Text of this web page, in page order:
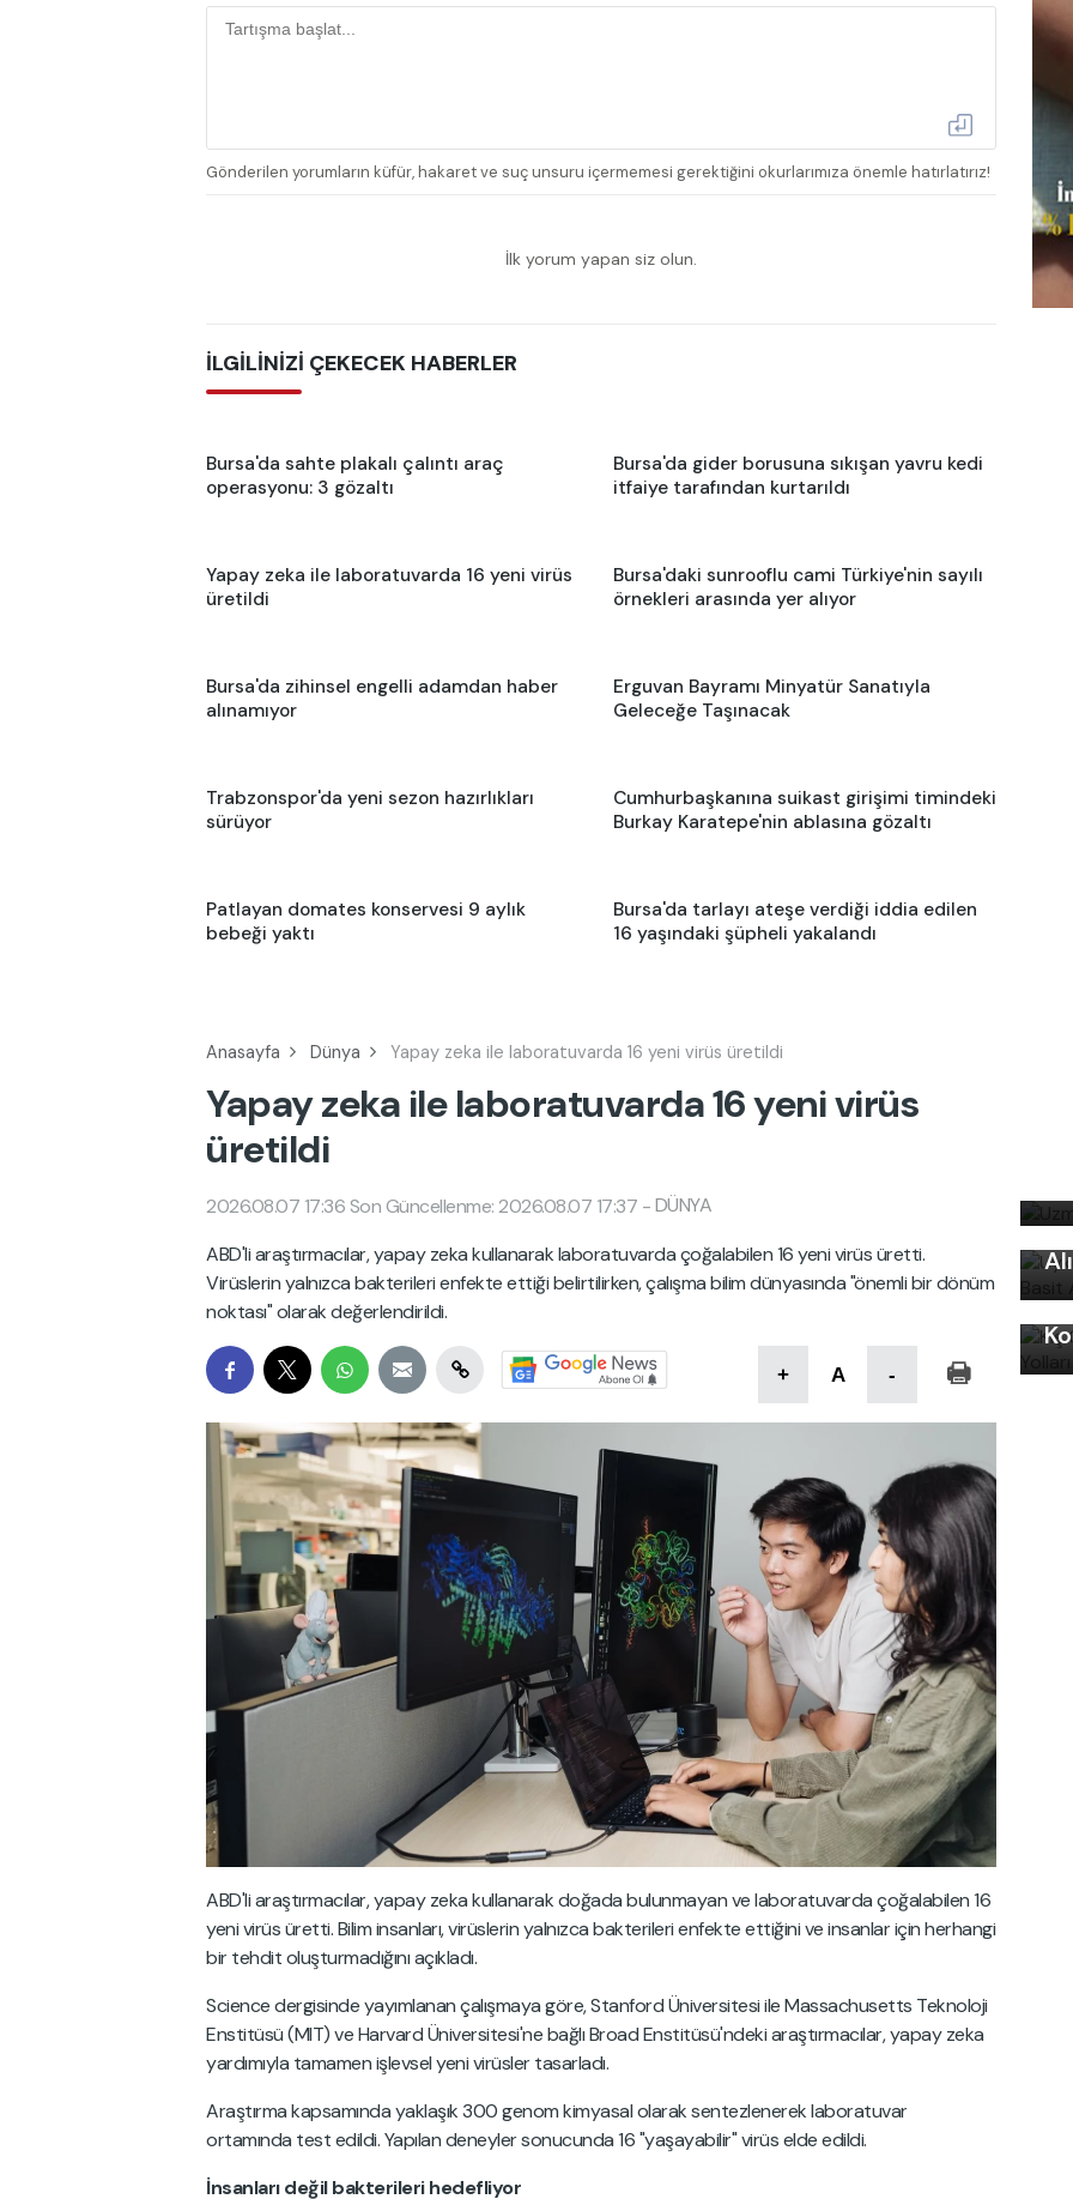
Gönderilen yorumların küfür, hakaret ve suç unsuru içermemesi gerektiğini okurlarımıza önemle hatırlatırız!
İlk yorum yapan siz olun.
İLGİLİNİZİ ÇEKECEK HABERLER
Bursa'da sahte plakalı çalıntı araç
operasyonu: 3 gözaltı
Bursa'da gider borusuna sıkışan yavru kedi
itfaiye tarafından kurtarıldı
Yapay zeka ile laboratuvarda 16 yeni virüs
üretildi
Bursa'daki sunrooflu cami Türkiye'nin sayılı
örnekleri arasında yer alıyor
Bursa'da zihinsel engelli adamdan haber
alınamıyor
Erguvan Bayramı Minyatür Sanatıyla
Geleceğe Taşınacak
Trabzonspor'da yeni sezon hazırlıkları
sürüyor
Cumhurbaşkanına suikast girişimi timindeki
Burkay Karatepe'nin ablasına gözaltı
Patlayan domates konservesi 9 aylık
bebeği yaktı
Bursa'da tarlayı ateşe verdiği iddia edilen
16 yaşındaki şüpheli yakalandı
Anasayfa Dünya Yapay zeka ile laboratuvarda 16 yeni virüs üretildi
Yapay zeka ile laboratuvarda 16 yeni virüs
üretildi
2026.08.07 17:36 Son Güncellenme: 2026.08.07 17:37 -DÜNYA
ABD'li araştırmacılar, yapay zeka kullanarak laboratuvarda çoğalabilen 16 yeni virüs üretti.
Virüslerin yalnızca bakterileri enfekte ettiği belirtilirken, çalışma bilim dünyasında "önemli bir dönüm
noktası" olarak değerlendirildi.
+ A -
ABD'li araştırmacılar, yapay zeka kullanarak doğada bulunmayan ve laboratuvarda çoğalabilen 16
yeni virüs üretti. Bilim insanları, virüslerin yalnızca bakterileri enfekte ettiğini ve insanlar için herhangi
bir tehdit oluşturmadığını açıkladı.
Science dergisinde yayımlanan çalışmaya göre, Stanford Üniversitesi ile Massachusetts Teknoloji
Enstitüsü (MIT) ve Harvard Üniversitesi'ne bağlı Broad Enstitüsü'ndeki araştırmacılar, yapay zeka
yardımıyla tamamen işlevsel yeni virüsler tasarladı.
Araştırma kapsamında yaklaşık 300 genom kimyasal olarak sentezlenerek laboratuvar
ortamında test edildi. Yapılan deneyler sonucunda 16 "yaşayabilir" virüs elde edildi.
İnsanları değil bakterileri hedefliyor